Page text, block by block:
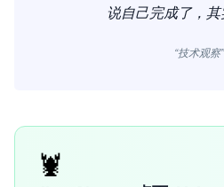
说自己完成了，其
“技术观察”
🦞